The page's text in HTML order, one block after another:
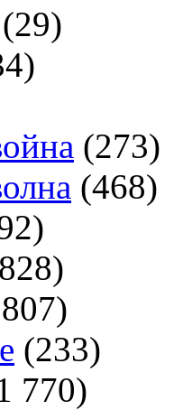
(29)
(273)
(468)
(233)
770)